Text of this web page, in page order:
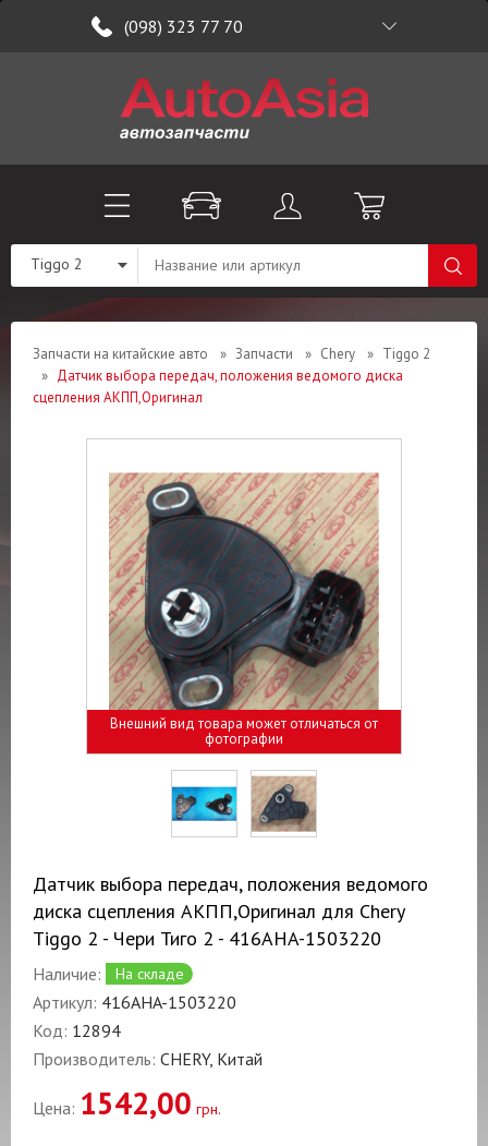
(098) 323 77 70
Tiggo 2
Запчасти на китайские авто » Запчасти » Chery » Tiggo 2
» Датчик выбора передач, положения ведомого диска
сцепления АКПП,Оригинал
Внешний вид товара может отличаться от
фотографии
Датчик выбора передач, положения ведомого
диска сцепления АКПП,Оригинал для Chery
Tiggo 2 - Чери Тиго 2 - 416AHA-1503220
Наличие: На складе
Артикул: 416AHA-1503220
Код: 12894
Производитель: CHERY, Китай
Цена: 1542,00 грн.